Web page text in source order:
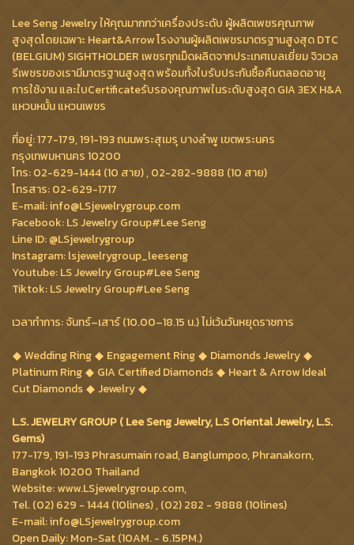
Lee Seng Jewelry ให้คุณมากกว่าเครื่องประดับ ผู้ผลิตเพชรคุณภาพ
สูงสุดโดยเฉพาะ Heart&Arrow โรงงานผู้ผลิตเพชรมาตรฐานสูงสุด DTC
(BELGIUM) SIGHTHOLDER เพชรทุกเม็ดผลิตจากประเทศเบลเยี่ยม จิวเวล
รีเพชรของเรามีมาตรฐานสูงสุด พร้อมทั้งใบรับประกันซื้อคืนตลอดอายุ
การใช้งาน และใบCertificateรับรองคุณภาพในระดับสูงสุด GIA 3EX H&A
แหวนหมั้น แหวนเพชร
ที่อยู่: 177-179, 191-193 ถนนพระสุเมรุ บางลำพู เขตพระนคร
กรุงเทพมหานคร 10200
โทร: 02-629-1444 (10 สาย) , 02-282-9888 (10 สาย)
โทรสาร: 02-629-1717
E-mail: info@LSjewelrygroup.com
Facebook: LS Jewelry Group#Lee Seng
Line ID: @LSjewelrygroup
Instagram: lsjewelrygroup_leeseng
Youtube: LS Jewelry Group#Lee Seng
Tiktok: LS Jewelry Group#Lee Seng
เวลาทำการ: จันทร์–เสาร์ (10.00–18.15 น.) ไม่เว้นวันหยุดราชการ
Wedding Ring
Engagement Ring
Diamonds Jewelry
Platinum Ring
GIA Certified Diamonds
Heart & Arrow Ideal
Cut Diamonds
Jewelry
L.S. JEWELRY GROUP ( Lee Seng Jewelry, L.S Oriental Jewelry, L.S.
Gems)
177-179, 191-193 Phrasumain road, Banglumpoo, Phranakorn,
Bangkok 10200 Thailand
Website: www.LSjewelrygroup.com,
Tel. (02) 629 - 1444 (10lines) , (02) 282 - 9888 (10lines)
E-mail: info@LSjewelrygroup.com
Open Daily: Mon-Sat (10AM. - 6.15PM.)